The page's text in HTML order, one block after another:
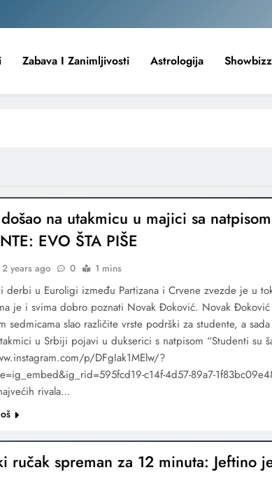
Zabava I Zanimljivosti Astrologija Showbizz
na utakmicu u majici sa
EVO ŠTA PIŠE
2 years ago 0 1 mins
derbi u Euroligi između Partizana i Crvene zvezde je u
je i svima dobro poznati Novak Đoković. Novak
sedmicama slao različite vrste podrški za studente, a
u Srbiji pojavi u dukserici s natpisom “Studenti su
p/DFgIak1MElw/?
c14f-4d57-89a7-
rivala…
ručak spreman za 12 minuta: Jeftino